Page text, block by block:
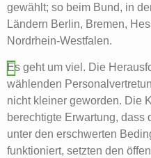
gewählt; so beim Bund, in
Ländern Berlin, Bremen,
Nordrhein-Westfalen.
Es geht um viel. Die
wählenden
nicht kleiner geworden. Die
berechtigte Erwartung, dass
unter den erschwerten
funktioniert, setzten den